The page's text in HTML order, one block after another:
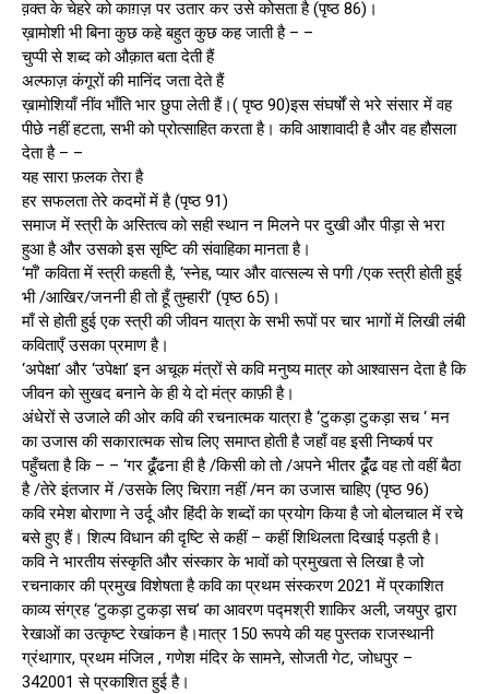
व़क्त के चेहरे को काग़ज़ पर उतार कर उसे कोसता है (पृष्ठ 86)।
ख़ामोशी भी बिना कुछ कहे बहुत कुछ कह जाती है – –
चुप्पी से शब्द को औक़ात बता देती हैं
अल्फाज़ कंगूरों की मानिंद जता देते हैं
ख़ामोशियाँ नींव भाँति भार छुपा लेती हैं।( पृष्ठ 90)इस संघर्षों से भरे संसार में वह
पीछे नहीं हटता, सभी को प्रोत्साहित करता है। कवि आशावादी है और वह हौसला
देता है – –
यह सारा फ़लक तेरा है
हर सफलता तेरे कदमों में है (पृष्ठ 91)
समाज में स्त्री के अस्तित्व को सही स्थान न मिलने पर दुखी और पीड़ा से भरा
हुआ है और उसको इस सृष्टि की संवाहिका मानता है।
‘माँ’ कविता में स्त्री कहती है, ‘स्नेह, प्यार और वात्सल्य से पगी /एक स्त्री होती हुई
भी /आखिर/जननी ही तो हूँ तुम्हारी’ (पृष्ठ 65)।
माँ से होती हुई एक स्त्री की जीवन यात्रा के सभी रूपों पर चार भागों में लिखी लंबी
कविताएँ उसका प्रमाण है।
‘अपेक्षा’ और ‘उपेक्षा’ इन अचूक मंत्रों से कवि मनुष्य मात्र को आश्वासन देता है कि
जीवन को सुखद बनाने के ही ये दो मंत्र काफ़ी है।
अंधेरों से उजाले की ओर कवि की रचनात्मक यात्रा है ‘टुकड़ा टुकड़ा सच ‘ मन
का उजास की सकारात्मक सोच लिए समाप्त होती है जहाँ वह इसी निष्कर्ष पर
पहुँचता है कि – – ‘गर ढूंँढना ही है /किसी को तो /अपने भीतर ढूंँढ वह तो वहीं बैठा
है /तेरे इंतजार में /उसके लिए चिराग़ नहीं /मन का उजास चाहिए (पृष्ठ 96)
कवि रमेश बोराणा ने उर्दू और हिंदी के शब्दों का प्रयोग किया है जो बोलचाल में रचे
बसे हुए हैं। शिल्प विधान की दृष्टि से कहीं – कहीं शिथिलता दिखाई पड़ती है।
कवि ने भारतीय संस्कृति और संस्कार के भावों को प्रमुखता से लिखा है जो
रचनाकार की प्रमुख विशेषता है कवि का प्रथम संस्करण 2021 में प्रकाशित
काव्य संग्रह ‘टुकड़ा टुकड़ा सच’ का आवरण पद्मश्री शाकिर अली, जयपुर द्वारा
रेखाओं का उत्कृष्ट रेखांकन है।मात्र 150 रूपये की यह पुस्तक राजस्थानी
ग्रंथागार, प्रथम मंजिल , गणेश मंदिर के सामने, सोजती गेट, जोधपुर –
342001 से प्रकाशित हुई है।